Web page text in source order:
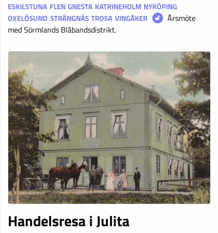
ESKILSTUNA FLENGNESTA KATRINEHOLM NYKÖPING
OXELÖSUND STRÄNGNÄSTROSA VINGÅKER
Årsmöte
med Sörmlands Blåbandsdistrikt.
Handelsresa i Julita